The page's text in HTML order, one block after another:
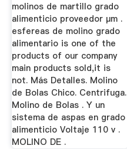
molinos de martillo grado
alimenticio proveedor μm .
esfereas de molino grado
alimentario is one of the
products of our company
main products sold,it is
not. Más Detalles. Molino
de Bolas Chico. Centrifuga.
Molino de Bolas . Y un
sistema de aspas en grado
alimenticio Voltaje 110 v .
MOLINO DE .